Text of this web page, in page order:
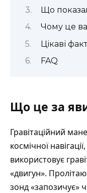
Що
Чому це
Цікаві
FAQ
Що це за
Гравітаційний
космічної
використовує
«двигун».
зонд «запозичує»